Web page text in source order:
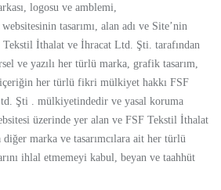
logosu ve amblemi,
tasarımı, alan adı ve Site’nin
Tekstil İthalat ve İhracat Ltd. Şti . tarafından
ve yazılı her türlü marka, grafik tasarım,
her türlü fikri mülkiyet hakkı FSF
Şti . mülkiyetindedir ve yasal koruma
üzerinde yer alan ve FSF Tekstil İthalat
diğer marka ve tasarımcılara ait her türlü
ihlal etmemeyi kabul, beyan ve taahhüt